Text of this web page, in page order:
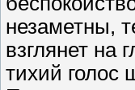
незаметны,
взглянет на
тихий голос